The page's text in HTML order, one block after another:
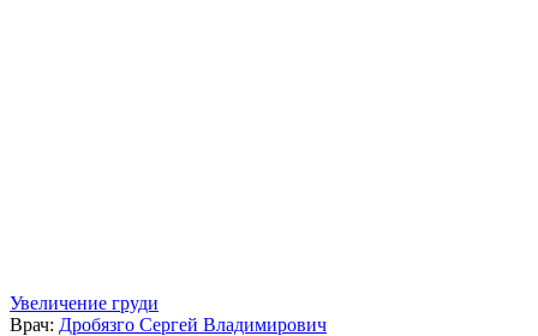
Увеличение груди
Врач: Дробязго Сергей Владимирович